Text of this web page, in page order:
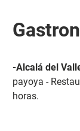
-Alcalá del
payoya -
horas.